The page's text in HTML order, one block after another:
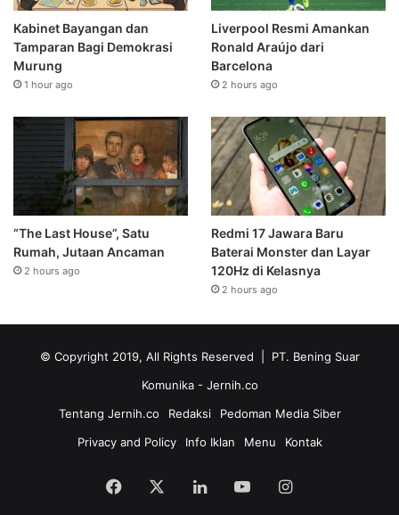
Kabinet Bayangan dan
Tamparan Bagi Demokrasi
Murung
1 hour ago
Liverpool Resmi Amankan
Ronald Araújo dari
Barcelona
2 hours ago
“The Last House”, Satu
Rumah, Jutaan Ancaman
2 hours ago
Redmi 17 Jawara Baru
Baterai Monster dan Layar
120Hz di Kelasnya
2 hours ago
© Copyright 2019, All Rights Reserved | PT. Bening Suar
Komunika - Jernih.co
Tentang Jernih.co
Redaksi
Pedoman Media Siber
Privacy and Policy
Info Iklan Menu Kontak
Facebook LinkedInYouTubeInstagram